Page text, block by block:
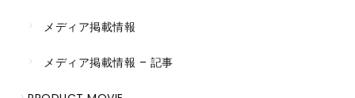
メディア掲載情報
メディア掲載情報 – 記事